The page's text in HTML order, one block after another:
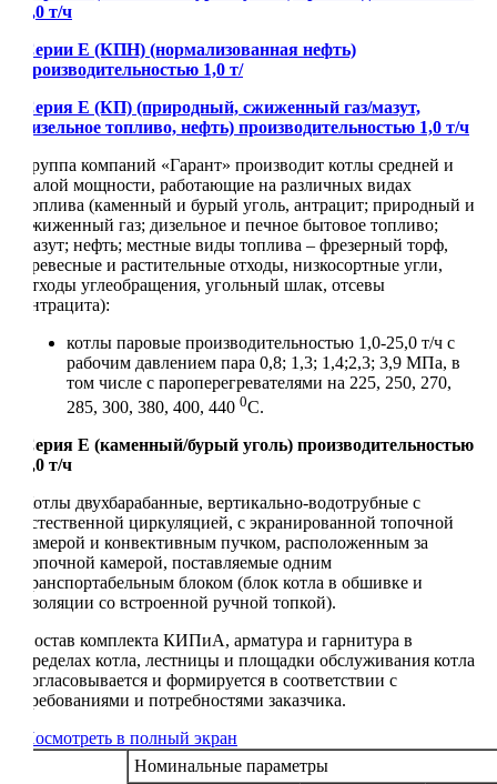
1,0 т/ч
Серии Е (КПН) (нормализованная нефть)
производительностью 1,0 т/
Серия Е (КП) (природный, сжиженный газ/мазут,
дизельное топливо, нефть) производительностью 1,0 т/ч
Группа компаний «Гарант» производит котлы средней и
малой мощности, работающие на различных видах
топлива (каменный и бурый уголь, антрацит; природный и
сжиженный газ; дизельное и печное бытовое топливо;
мазут; нефть; местные виды топлива – фрезерный торф,
древесные и растительные отходы, низкосортные угли,
отходы углеобращения, угольный шлак, отсевы
антрацита):
котлы паровые производительностью 1,0-25,0 т/ч с
рабочим давлением пара 0,8; 1,3; 1,4;2,3; 3,9 МПа, в
том числе с пароперегревателями на 225, 250, 270,
285, 300, 380, 400, 440 0С.
Серия Е (каменный/бурый уголь) производительностью
1,0 т/ч
Котлы двухбарабанные, вертикально-водотрубные с
естественной циркуляцией, с экранированной топочной
камерой и конвективным пучком, расположенным за
топочной камерой, поставляемые одним
транспортабельным блоком (блок котла в обшивке и
изоляции со встроенной ручной топкой).
Состав комплекта КИПиА, арматура и гарнитура в
пределах котла, лестницы и площадки обслуживания котла
согласовывается и формируется в соответствии с
требованиями и потребностями заказчика.
Посмотреть в полный экран
Номинальные параметры